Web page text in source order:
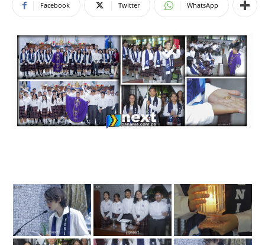
Facebook Twitter WhatsApp